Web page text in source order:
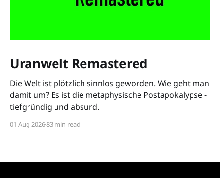
Uranwelt Remastered
Die Welt ist plötzlich sinnlos geworden. Wie geht man
damit um? Es ist die metaphysische Postapokalypse -
tiefgründig und absurd.
01 Aug 202683 min read